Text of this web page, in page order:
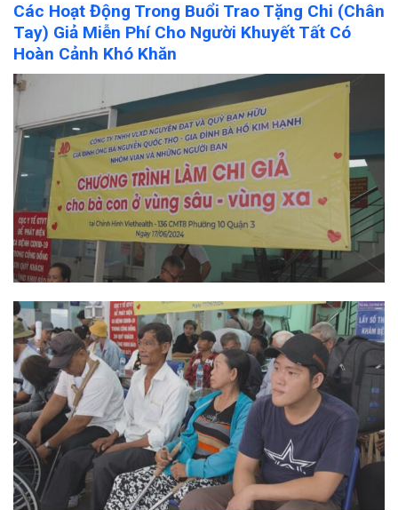
Các Hoạt Động Trong Buổi Trao Tặng Chi (Chân
Tay) Giả Miễn Phí Cho Người Khuyết Tất Có
Hoàn Cảnh Khó Khăn